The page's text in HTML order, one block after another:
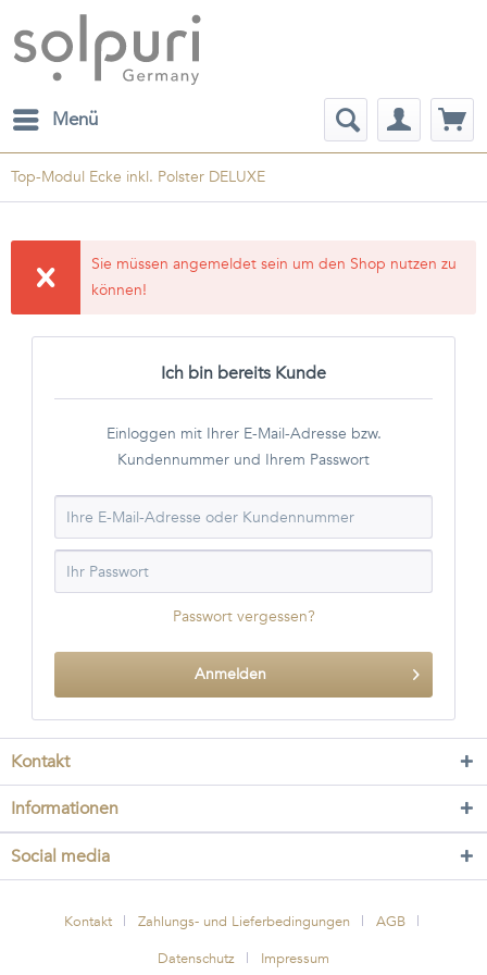
Menü
Top-Modul Ecke inkl. Polster DELUXE
Sie müssen angemeldet sein um den Shop nutzen zu
können!
Ich bin bereits Kunde
Einloggen mit Ihrer E-Mail-Adresse bzw.
Kundennummer und Ihrem Passwort
Passwort vergessen?
Anmelden
Kontakt
Informationen
Social media
Kontakt Zahlungs- und Lieferbedingungen
AGB
Datenschutz
Impressum